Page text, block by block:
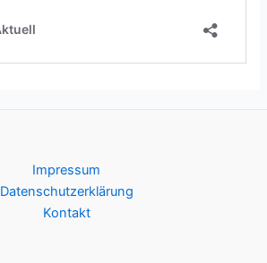
Impressum
Datenschutzerklärung
Kontakt